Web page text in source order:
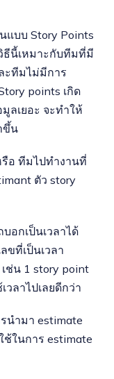
แบบ Story Points
ธีนี้เหมาะกับทีมที่มี
ะทีมไม่มีการ
points เกิด
ลเยอะ จะทำให้
ขึ้น
อ ทีมไปทำงานที่
ตัว story
อกเป็นเวลาได้
ขที่เป็นเวลา
ช่น 1 story point
วลาไปเลยดีกว่า
นำมา estimate
ในการ estimate